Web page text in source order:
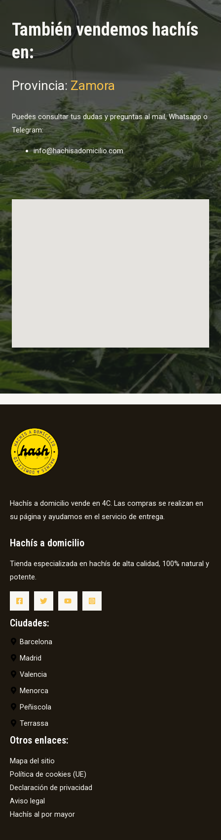
También vendemos hachís
en:
Provincia: Zamora
Puedes consultar tus dudas y preguntas al mail, Whatsapp o
Telegram:
info@hachisadomicilio.com
Hachís a domicilio vende en 4C. Las compras se realizan en
su página y ayudamos en el servicio de entrega.
Hachís a domicilio
Tienda especializada en hachís de alta calidad, 100% natural y
potente.
Ciudades:
Barcelona
Madrid
Valencia
Menorca
Peñiscola
Terrassa
Otros enlaces:
Mapa del sitio
Política de cookies (UE)
Declaración de privacidad
Aviso legal
Hachís al por mayor